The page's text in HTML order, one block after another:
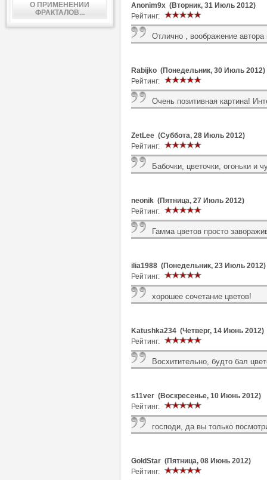
О ПРИМЕНЕНИИ
ФРАКТАЛОВ...
Anonim9x (Вторник, 31 Июль 2012)
Рейтинг:
Отлично , воображение автора
Rabijko (Понедельник, 30 Июль 2012)
Рейтинг:
Очень позитивная картина!
ZetLee (Суббота, 28 Июль 2012)
Рейтинг:
Бабочки, цветочки, огоньки и
neonik (Пятница, 27 Июль 2012)
Рейтинг:
Гамма цветов просто
ilia1988 (Понедельник, 23 Июль 2012)
Рейтинг:
хорошее сочетание цветов!
Katushka234 (Четверг, 14 Июнь 2012)
Рейтинг:
Восхитительно, будто бал
s11ver (Воскресенье, 10 Июнь 2012)
Рейтинг:
господи, да вы только
GoldStar (Пятница, 08 Июнь 2012)
Рейтинг: